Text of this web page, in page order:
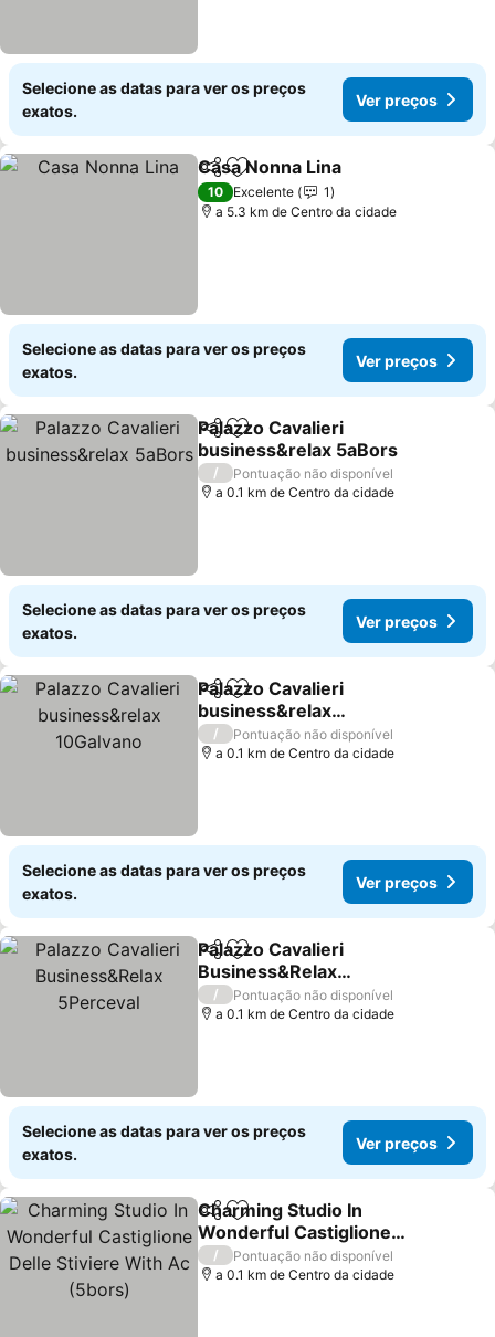
Selecione as datas para ver os preços
exatos.
Ver preços
PartilharAdicionar aos favoritos
Casa Nonna Lina
10 Excelente
1
a 5.3 km de Centro da cidade
Selecione as datas para ver os preços
exatos.
Ver preços
PartilharAdicionar aos favoritos
Palazzo Cavalieri
business&relax 5aBors
/
Pontuação não disponível
a 0.1 km de Centro da cidade
Selecione as datas para ver os preços
exatos.
Ver preços
PartilharAdicionar aos favoritos
Palazzo Cavalieri
business&relax
10Galvano
/
Pontuação não disponível
a 0.1 km de Centro da cidade
Selecione as datas para ver os preços
exatos.
Ver preços
PartilharAdicionar aos favoritos
Palazzo Cavalieri
Business&Relax
5Perceval
/
Pontuação não disponível
a 0.1 km de Centro da cidade
Selecione as datas para ver os preços
exatos.
Ver preços
PartilharAdicionar aos favoritos
Charming Studio In
Wonderful Castiglione
Delle Stiviere With Ac
(5bors)
/
Pontuação não disponível
a 0.1 km de Centro da cidade